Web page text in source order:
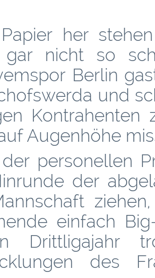
her
gar nicht so
Berlin
und
Augenhöhe
personellen
der
einfach
Drittligajahr
des